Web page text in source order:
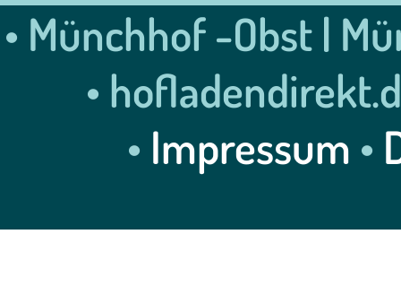
• Münchhof -Obst |
•
• Impressum •